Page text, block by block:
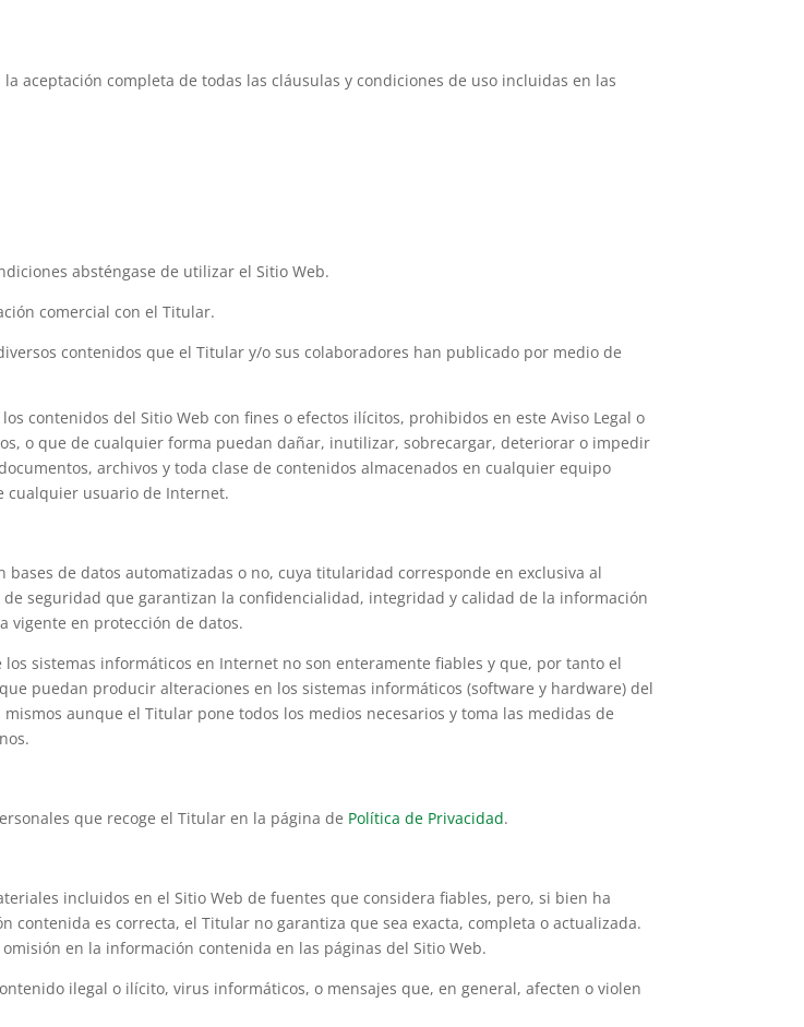
aceptación completa de todas las cláusulas y condiciones de uso incluidas en las
absténgase de utilizar el Sitio Web.
comercial con el Titular.
contenidos que el Titular y/o sus colaboradores han publicado por medio de
contenidos del Sitio Web con fines o efectos ilícitos, prohibidos en este Aviso Legal o
o que de cualquier forma puedan dañar, inutilizar, sobrecargar, deteriorar o impedir
archivos y toda clase de contenidos almacenados en cualquier equipo
cualquier usuario de Internet.
de datos automatizadas o no, cuya titularidad corresponde en exclusiva al
seguridad que garantizan la confidencialidad, integridad y calidad de la información
vigente en protección de datos.
sistemas informáticos en Internet no son enteramente fiables y que, por tanto el
puedan producir alteraciones en los sistemas informáticos (software y hardware) del
aunque el Titular pone todos los medios necesarios y toma las medidas de
que recoge el Titular en la página de Política de Privacidad.
incluidos en el Sitio Web de fuentes que considera fiables, pero, si bien ha
es correcta, el Titular no garantiza que sea exacta, completa o actualizada.
en la información contenida en las páginas del Sitio Web.
ilegal o ilícito, virus informáticos, o mensajes que, en general, afecten o violen